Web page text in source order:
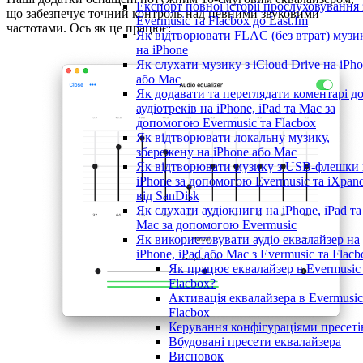
Експорт повної історії прослуховування
Evermusic та Flacbox до Last.fm
Як відтворювати FLAC (без втрат)
на iPhone
Як слухати музику з iCloud Drive на
або Mac
Як додавати та переглядати коментарі до
аудіотреків на iPhone, iPad та Mac за
допомогою Evermusic та Flacbox
Як відтворювати локальну музику,
збережену на iPhone або Mac
Як відтворювати музику з USB-флешки
iPhone за допомогою Evermusic та
від SanDisk
Як слухати аудіокниги на iPhone, iPad та
Mac за допомогою Evermusic
Як використовувати аудіо еквалайзер на
iPhone, iPad або Mac з Evermusic та
Як працює еквалайзер в Evermusic
Flacbox?
Активація еквалайзера в
Flacbox
Керування конфігураціями
Вбудовані пресети еквалайзера
Висновок
що забезпечує точний контроль над певними звуковими
частотами. Ось як це працює: